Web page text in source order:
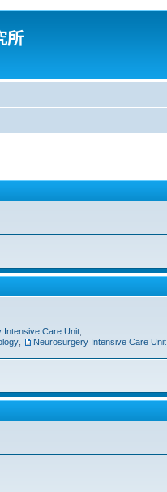
所
Intensive Care Unit
Neurosurgery Intensive Care Unit